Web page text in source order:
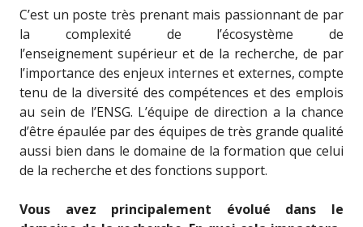
C’est un poste très prenant mais passionnant de par
la complexité de l’écosystème de
l’enseignement supérieur et de la recherche, de par
l’importance des enjeux internes et externes, compte
tenu de la diversité des compétences et des emplois
au sein de l’ENSG. L’équipe de direction a la chance
d’être épaulée par des équipes de très grande qualité
aussi bien dans le domaine de la formation que celui
de la recherche et des fonctions support.
Vous avez principalement évolué dans le